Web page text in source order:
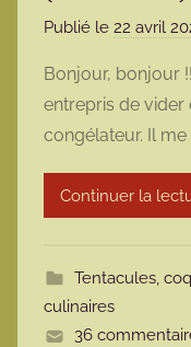
Publié le 22 avril
Bonjour, bonjour
entrepris de
congélateur. Il
Continuer la
Tentacules,
culinaires
36